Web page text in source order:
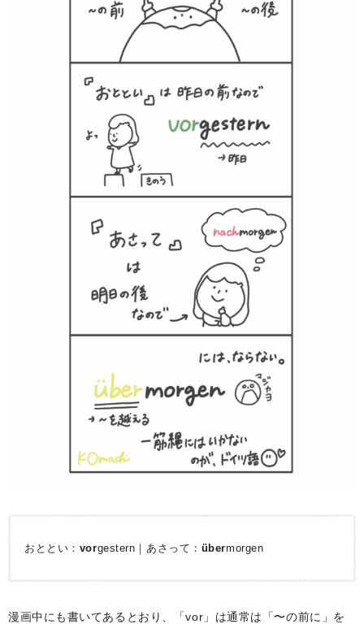
おととい： vorgestern｜あさって： übermorgen
漫画中にも書いてあるとおり、「vor」は通常は「〜の前に」を